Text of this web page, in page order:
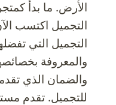
الأرض. ما بدأ
التجميل اكتسب
التجميل التي
والمعروفة
والضمان الذي
للتجميل. تقدم